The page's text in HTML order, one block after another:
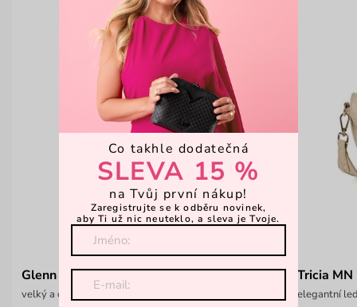
Glenn TC Beige
velký a odolný cestovní batoh
Tricia
elegantní
Co takhle dodatečná
SLEVA 15 %
na Tvůj první nákup!
Zaregistrujte se k odběru novinek,
aby Ti už nic neuteklo, a sleva je Tvoje.